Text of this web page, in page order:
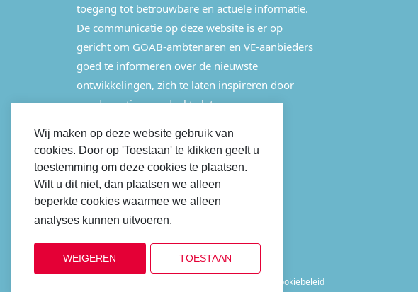
Wij maken op deze website gebruik van
cookies. Door op 'Toestaan' te klikken geeft u
toestemming om deze cookies te plaatsen.
Wilt u dit niet, dan plaatsen we alleen
beperkte cookies waarmee we alleen
analyses kunnen uitvoeren.
WEIGEREN TOESTAAN
toegang tot betrouwbare en actuele informatie.
De communicatie op deze website is er op
gericht om GOAB-ambtenaren en VE-aanbieders
goed te informeren over de nieuwste
ontwikkelingen, zich te laten inspireren door
good practices en deel te laten nemen aan
LINKEDIN
Cookiebeleid